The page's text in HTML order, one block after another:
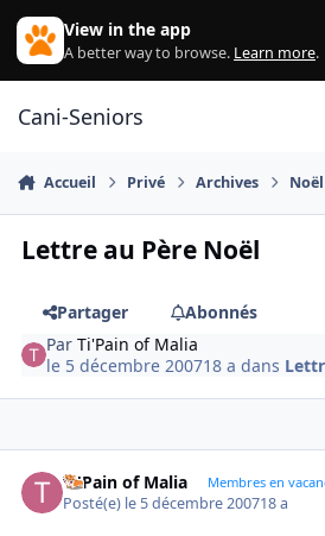
Aller au contenu
View in the app
A better way to browse. Learn more.
Cani-Seniors
Accueil Privé Archives
Lettre au Père Noël
Partager
Abonnés
ParTi'Pain of Malia
le 5 décembre 200718 a dans
Ti'Pain of Malia Membres en
Posté(e) le 5 décembre 200718 a